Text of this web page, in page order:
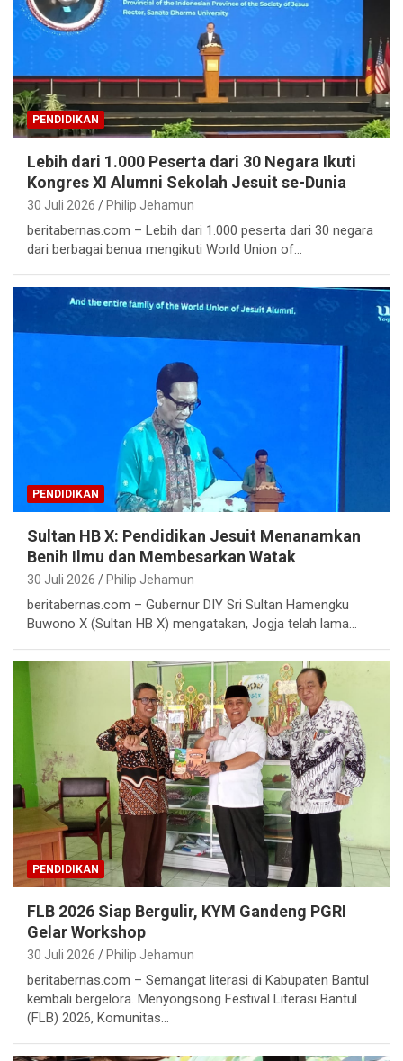
PENDIDIKAN
Lebih dari 1.000 Peserta dari 30 Negara Ikuti
Kongres XI Alumni Sekolah Jesuit se-Dunia
30 Juli 2026 Philip Jehamun
beritabernas.com – Lebih dari 1.000 peserta dari 30 negara
dari berbagai benua mengikuti World Union of…
PENDIDIKAN
Sultan HB X: Pendidikan Jesuit Menanamkan
Benih Ilmu dan Membesarkan Watak
30 Juli 2026 Philip Jehamun
beritabernas.com – Gubernur DIY Sri Sultan Hamengku
Buwono X (Sultan HB X) mengatakan, Jogja telah lama…
PENDIDIKAN
FLB 2026 Siap Bergulir, KYM Gandeng PGRI
Gelar Workshop
30 Juli 2026 Philip Jehamun
beritabernas.com – Semangat literasi di Kabupaten Bantul
kembali bergelora. Menyongsong Festival Literasi Bantul
(FLB) 2026, Komunitas…